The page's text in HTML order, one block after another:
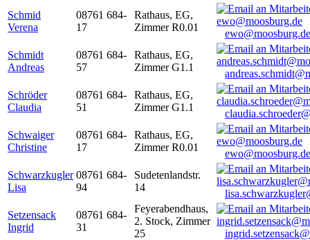
Schmid
Verena
08761 684-
17
Rathaus, EG,
Zimmer R0.01
ewo@moosburg.de
Schmidt
Andreas
08761 684-
57
Rathaus, EG,
Zimmer G1.1
Schröder
Claudia
08761 684-
51
Rathaus, EG,
Zimmer G1.1
Schwaiger
Christine
08761 684-
17
Rathaus, EG,
Zimmer R0.01
ewo@moosburg.de
Schwarzkugler
Lisa
08761 684-
94
Sudetenlandstr.
14
Setzensack
Ingrid
08761 684-
31
Feyerabendhaus,
2. Stock, Zimmer
25